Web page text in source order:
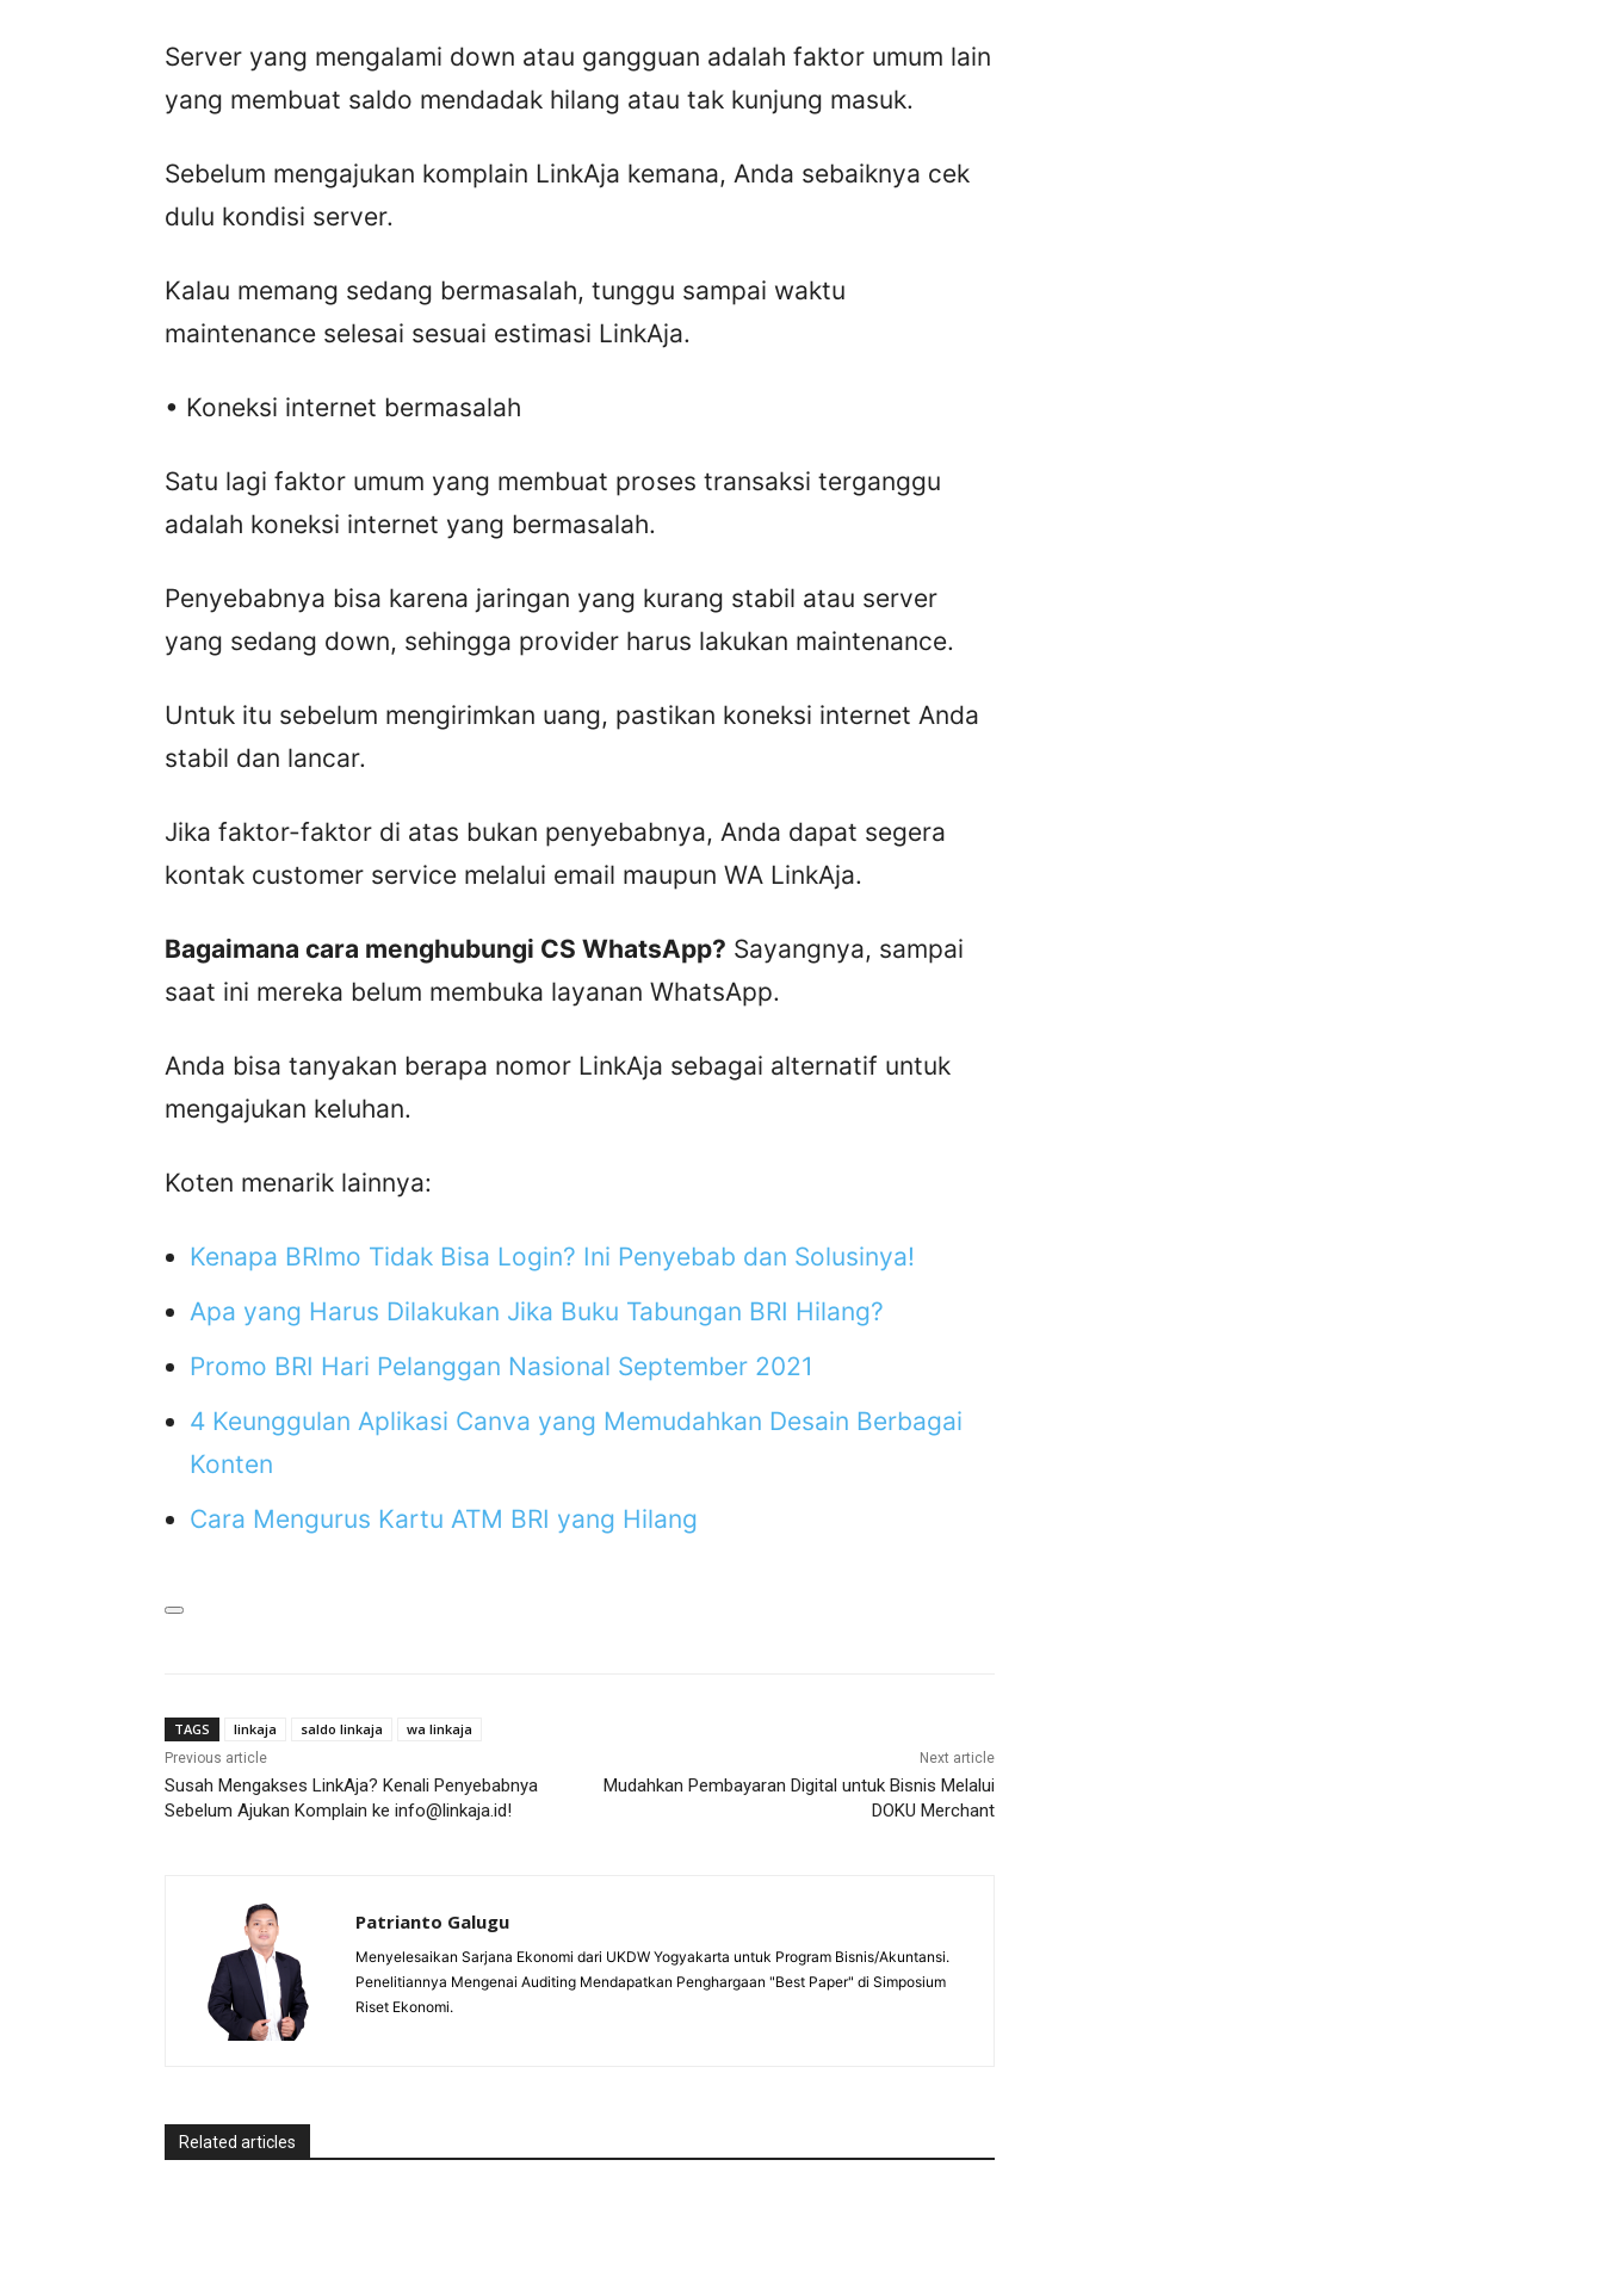
Server yang mengalami down atau gangguan adalah faktor umum lain
yang membuat saldo mendadak hilang atau tak kunjung masuk.
Sebelum mengajukan komplain LinkAja kemana, Anda sebaiknya cek
dulu kondisi server.
Kalau memang sedang bermasalah, tunggu sampai waktu
maintenance selesai sesuai estimasi LinkAja.
• Koneksi internet bermasalah
Satu lagi faktor umum yang membuat proses transaksi terganggu
adalah koneksi internet yang bermasalah.
Penyebabnya bisa karena jaringan yang kurang stabil atau server
yang sedang down, sehingga provider harus lakukan maintenance.
Untuk itu sebelum mengirimkan uang, pastikan koneksi internet Anda
stabil dan lancar.
Jika faktor-faktor di atas bukan penyebabnya, Anda dapat segera
kontak customer service melalui email maupun WA LinkAja.
Bagaimana cara menghubungi CS WhatsApp? Sayangnya, sampai
saat ini mereka belum membuka layanan WhatsApp.
Anda bisa tanyakan berapa nomor LinkAja sebagai alternatif untuk
mengajukan keluhan.
Koten menarik lainnya:
Kenapa BRImo Tidak Bisa Login? Ini Penyebab dan Solusinya!
Apa yang Harus Dilakukan Jika Buku Tabungan BRI Hilang?
Promo BRI Hari Pelanggan Nasional September 2021
4 Keunggulan Aplikasi Canva yang Memudahkan Desain Berbagai
Konten
Cara Mengurus Kartu ATM BRI yang Hilang
TAGS linkaja saldo linkaja wa linkaja
Previous article
Susah Mengakses LinkAja? Kenali Penyebabnya
Sebelum Ajukan Komplain ke info@linkaja.id!
Next article
Mudahkan Pembayaran Digital untuk Bisnis Melalui
DOKU Merchant
Patrianto Galugu
Menyelesaikan Sarjana Ekonomi dari UKDW Yogyakarta untuk Program Bisnis/Akuntansi.
Penelitiannya Mengenai Auditing Mendapatkan Penghargaan "Best Paper" di Simposium
Riset Ekonomi.
Related articles